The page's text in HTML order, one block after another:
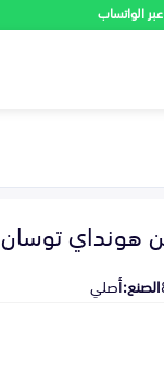
الواتساب
توسان 2016-2019
الصنع:أصلي